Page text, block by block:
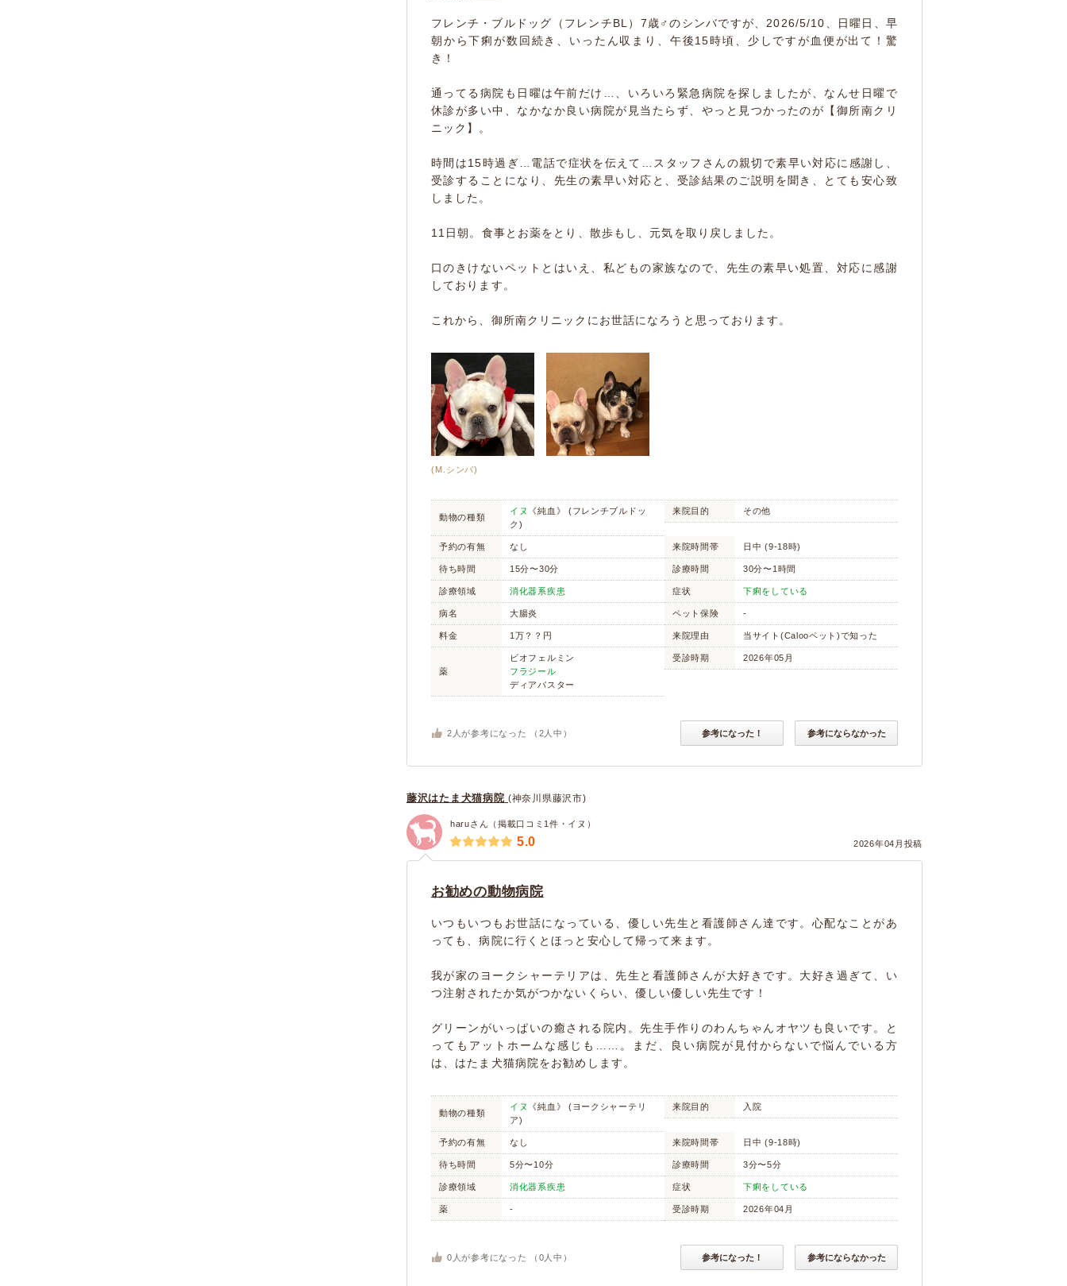
フレンチ・ブルドッグ（フレンチBL）7歳♂のシンバですが、2026/5/10、日曜日、早
朝から下痢が数回続き、いったん収まり、午後15時頃、少しですが血便が出て！驚
き！
通ってる病院も日曜は午前だけ…、いろいろ緊急病院を探しましたが、なんせ日曜で
休診が多い中、なかなか良い病院が見当たらず、やっと見つかったのが【御所南クリ
ニック】。
時間は15時過ぎ…電話で症状を伝えて…スタッフさんの親切で素早い対応に感謝し、
受診することになり、先生の素早い対応と、受診結果のご説明を聞き、とても安心致
しました。
11日朝。食事とお薬をとり、散歩もし、元気を取り戻しました。
口のきけないペットとはいえ、私どもの家族なので、先生の素早い処置、対応に感謝
しております。
これから、御所南クリニックにお世話になろうと思っております。
(M.シンバ)
動物の種類
イヌ
《純血》 (フレンチブルドッ
ク)
来院目的 その他
予約の有無 なし 来院時間帯 日中 (9-18時)
待ち時間 15分〜30分 診療時間 30分〜1時間
診療領域 消化器系疾患 症状 下痢をしている
病名 大腸炎 ペット保険 -
料金 1万？？円 来院理由 当サイト(Calooペット)で知った
薬
ビオフェルミン
フラジール
ディアバスター
受診時期 2026年05月
2 人が参考になった （ 2 人中） 参考になった！ 参考にならなかった
藤沢はたま犬猫病院 (神奈川県藤沢市)
haruさん（掲載口コミ1件・イヌ）
2026年04月投稿
5.0
お勧めの動物病院
いつもいつもお世話になっている、優しい先生と看護師さん達です。心配なことがあ
っても、病院に行くとほっと安心して帰って来ます。
我が家のヨークシャーテリアは、先生と看護師さんが大好きです。大好き過ぎて、い
つ注射されたか気がつかないくらい、優しい優しい先生です！
グリーンがいっぱいの癒される院内。先生手作りのわんちゃんオヤツも良いです。と
ってもアットホームな感じも……。まだ、良い病院が見付からないで悩んでいる方
は、はたま犬猫病院をお勧めします。
動物の種類
イヌ
《純血》 (ヨークシャーテリ
ア)
来院目的 入院
予約の有無 なし 来院時間帯 日中 (9-18時)
待ち時間 5分〜10分 診療時間 3分〜5分
診療領域 消化器系疾患 症状 下痢をしている
薬 - 受診時期 2026年04月
0 人が参考になった （ 0 人中） 参考になった！ 参考にならなかった
ヤギ (0) 羊 (0)
(0)